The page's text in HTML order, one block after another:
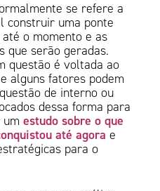
se refere a
construir uma ponte
o momento e as
que serão geradas.
questão é voltada ao
alguns fatores podem
de interno ou
dessa forma para
umestudo sobre o que
até agora e
para o